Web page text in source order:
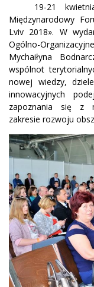
19-21
Międzynarodowy
Lviv 2018». W
Ogólno-
Mychaiłyna
wspólnot
nowej wiedzy,
innowacyjnych
zapoznania się z
zakresie rozwoju